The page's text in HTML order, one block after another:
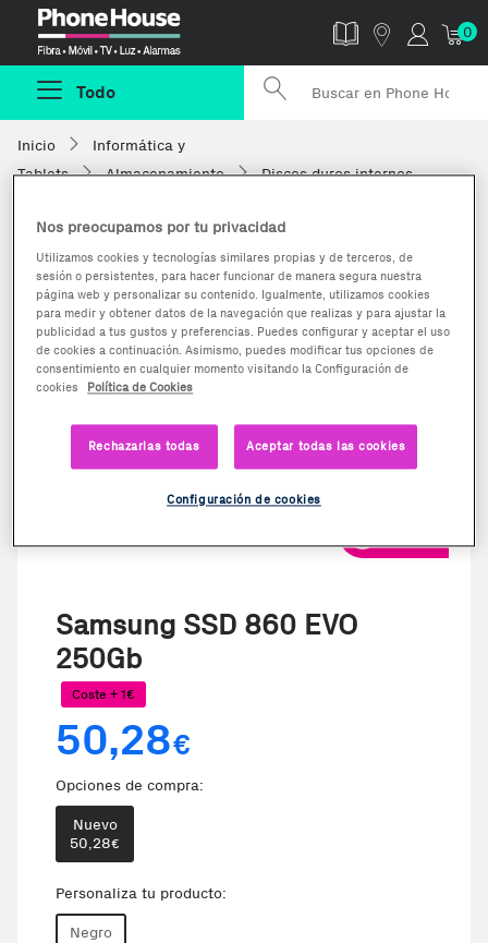
0
Todo
Inicio
Informática y
Tablets
Almacenamiento Discos duros internos
Samsung SSD 860 EVO
250Gb
Coste + 1€
50,28€
Opciones de compra:
Nuevo
50,28€
Personaliza tu producto:
Negro
Nos preocupamos por tu privacidad
Utilizamos cookies y tecnologías similares propias y de terceros, de
sesión o persistentes, para hacer funcionar de manera segura nuestra
página web y personalizar su contenido. Igualmente, utilizamos cookies
para medir y obtener datos de la navegación que realizas y para ajustar la
publicidad a tus gustos y preferencias. Puedes configurar y aceptar el uso
de cookies a continuación. Asimismo, puedes modificar tus opciones de
consentimiento en cualquier momento visitando la Configuración de
cookies
Política de Cookies
Rechazarlas todas Aceptar todas las cookies
Configuración de cookies